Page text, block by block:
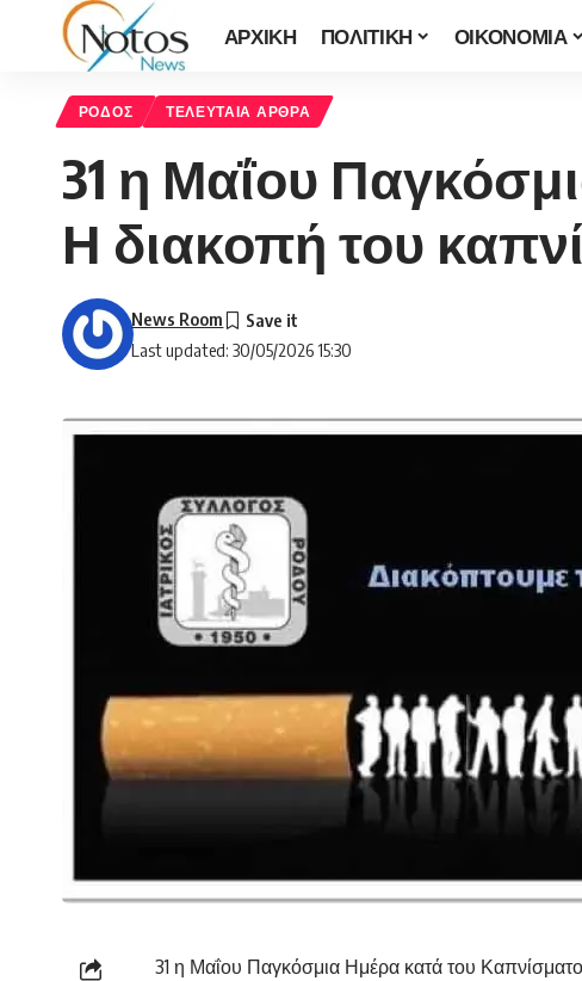
ΑΡΧΙΚΗ ΠΟΛΙΤΙΚΗ ΟΙΚΟΝΟΜΙΑ
ΡΟΔΟΣ ΤΕΛΕΥΤΑΙΑ ΑΡΘΡΑ
31 η Μαΐου
Η διακοπή του
Last updated: 30/05/2026 15:30
News Room
31 η Μαΐου Παγκόσμια Ημέρα κατά του